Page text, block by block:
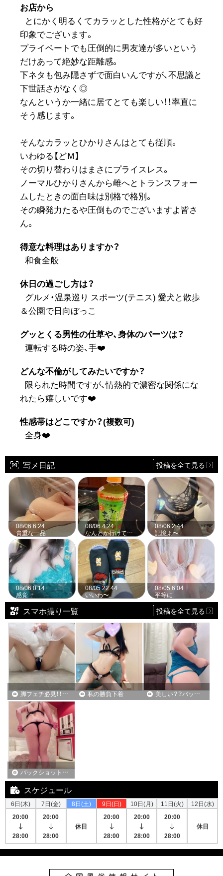
お店から
とにかく明るくてカラッとした性格がとても好
印象でございます。
プライベートでも圧倒的に男友達が多いという
だけあって絶妙な距離感。
下ネタも包み隠さずで面白いんですが、不思議と
下世話さがなく◎
なんというか一緒に居てとても楽しい！！率直に
そう感じます。
そんなカラッとひかりさんはとても従順。
いわゆる【どＭ】
その切り替わりはまさにプライスレス。
ノーマルひかりさんから雌へとトランスフォー
ムしたときの面白味は別格で格別。
その瞬発力たるや圧倒ものでございますよ皆さ
ん。
得意な料理はありますか？
和食全般
休日の過ごし方は？
グルメ・温泉巡り スポーツ(テニス) 愛犬と散歩
＆公園で日向ぼっこ
グッとくる男性の仕草や、身体のパーツは？
運転する時の姿、手❤️
どんな不倫がしてみたいですか？
限られた時間ですが、情熱的で濃密な関係にな
れたら嬉しいです❤️
性感帯はどこですか？(複数可)
全身❤️
写メ日記 投稿を全て見る
08/06 6:24
貴重な一品
08/06 4:24
なんとか行けてます。
08/06 2:44
記憶よ〜
08/06 0:14
感覚
08/05 22:44
いいわ〜
08/05 6:04
平等に
スマホ撮り一覧 投稿を全て見る
脚フェチ必見！！あなたの視線で舐め回せ！！ 私の勝負下着 美しい？？バックショット！！
バックショットパート２！！
スケジュール
6日(木)
20:00
28:00
7日(金)
20:00
28:00
8日(土)
休日
9日(日)
20:00
28:00
10日(月)
20:00
28:00
11日(火)
20:00
28:00
12日(水)
休日